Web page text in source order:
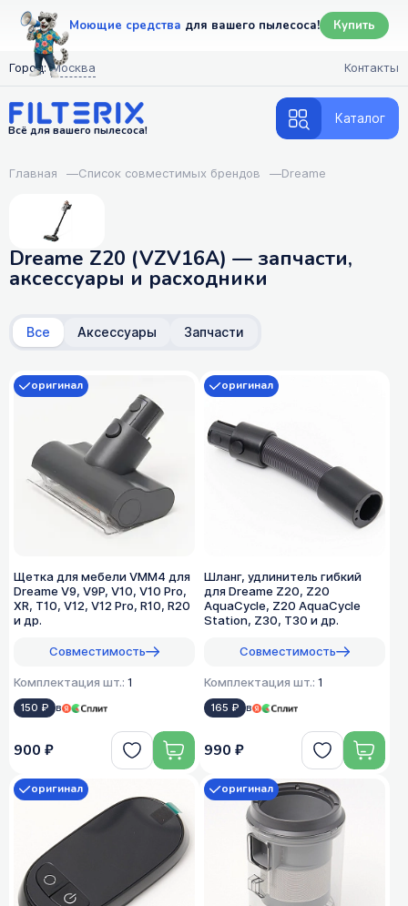
Моющие средства для вашего пылесоса! Купить
Город: Москва Контакты
Всё для вашего пылесоса!
Каталог
Главная —Список совместимых брендов —Dreame
Dreame Z20 (VZV16A) — запчасти,
аксессуары и расходники
Все Аксессуары Запчасти
Щетка для мебели VMM4 для
Dreame V9, V9P, V10, V10 Pro,
XR, T10, V12, V12 Pro, R10, R20
и др.
Совместимость
Комплектация шт.: 1
150 ₽ в
оригинал
900 ₽
Шланг, удлинитель гибкий
для Dreame Z20, Z20
AquaCycle, Z20 AquaCycle
Station, Z30, T30 и др.
Совместимость
Комплектация шт.: 1
165 ₽ в
оригинал
990 ₽
оригинал оригинал